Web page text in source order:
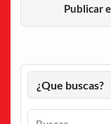
¿Que buscas?